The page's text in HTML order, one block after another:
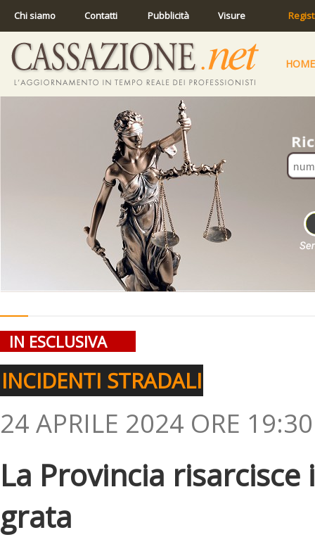
Chi siamo Contatti Pubblicità Visure
HOME
IN ESCLUSIVA
INCIDENTI STRADALI
24 APRILE 2024 ORE 19:30
La Provincia
grata